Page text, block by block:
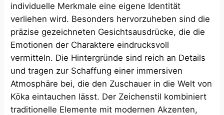
individuelle Merkmale eine eigene Identität
verliehen wird. Besonders hervorzuheben sind die
präzise gezeichneten Gesichtsausdrücke, die die
Emotionen der Charaktere eindrucksvoll
vermitteln. Die Hintergründe sind reich an Details
und tragen zur Schaffung einer immersiven
Atmosphäre bei, die den Zuschauer in die Welt von
Kōka eintauchen lässt. Der Zeichenstil kombiniert
traditionelle Elemente mit modernen Akzenten,